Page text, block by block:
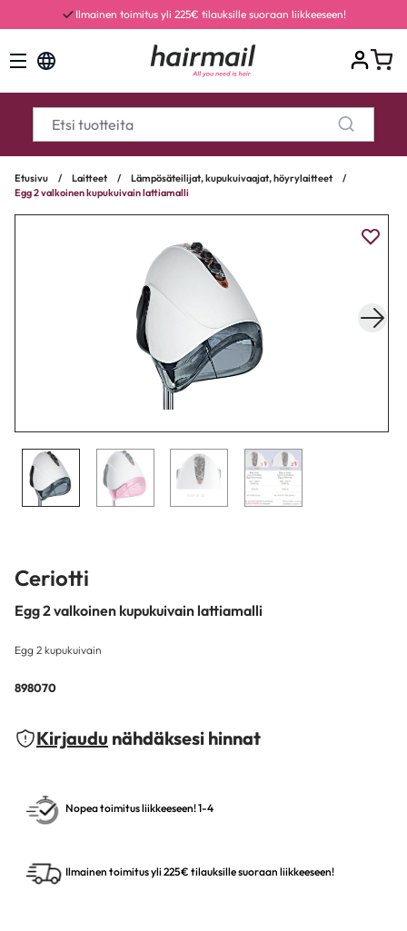
Ilmainen toimitus yli 225€ tilauksille suoraan liikkeeseen!
Etusivu / Laitteet / Lämpösäteilijat, kupukuivaajat, höyrylaitteet
/
Egg 2 valkoinen kupukuivain lattiamalli
Ceriotti
Egg 2 valkoinen kupukuivain lattiamalli
Egg 2 kupukuivain
898070
Kirjaudu nähdäksesi hinnat
Nopea toimitus liikkeeseen! 1-4
Ilmainen toimitus yli 225€ tilauksille suoraan liikkeeseen!